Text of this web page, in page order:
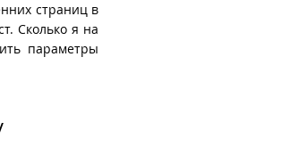
страниц в
Сколько я на
параметры